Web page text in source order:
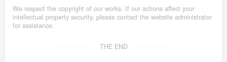
We respect the copyright of our works. If our actions affect your
intellectual property security, please contact the website administrator
for assistance.
THE END